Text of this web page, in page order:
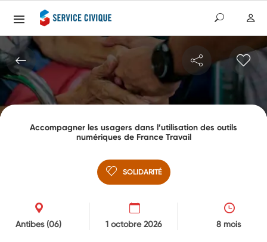
Accompagner les usagers dans l’utilisation des outils
numériques de France Travail
SOLIDARITÉ
Antibes(06) 1 octobre 2026 8 mois